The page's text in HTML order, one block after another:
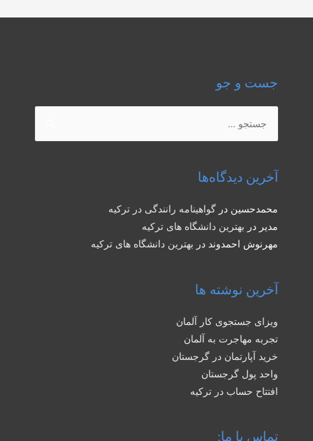
جست و جو
برای:
آخرین دیدگاه‌ها
محمدحسین در گواهینامه رانندگی در ترکیه
مدیر در بهترین دانشگاه های ترکیه
مهرنوش احمدوند در بهترین دانشگاه های ترکیه
آخرین نوشته ها
ویزای جستجوی کار آلمان
تجربه مهاجرت به آلمان
خرید آپارتمان در گرجستان
واحد پول گرجستان
افتتاح حساب در ترکیه
تماس با ما: